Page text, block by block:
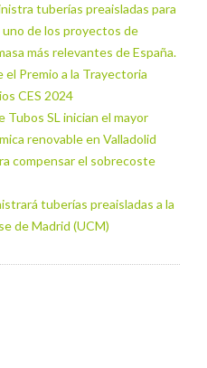
tuberías preaisladas para
uno de los proyectos de
más relevantes de España.
Premio a la Trayectoria
CES 2024
Tubos SL inician el mayor
renovable en Valladolid
compensar el sobrecoste
tuberías preaisladas a la
de Madrid (UCM)